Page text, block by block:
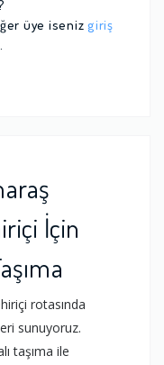
üye iseniz giriş
İçin
rotasında
sunuyoruz.
taşıma ile